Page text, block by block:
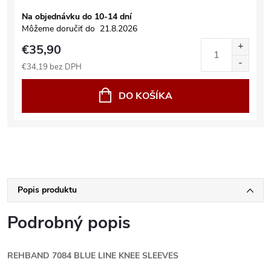
Na objednávku do 10-14 dní
Môžeme doručiť do 21.8.2026
€35,90
€34,19 bez DPH
DO KOŠÍKA
Popis produktu
Podrobný popis
REHBAND 7084 BLUE LINE KNEE SLEEVES